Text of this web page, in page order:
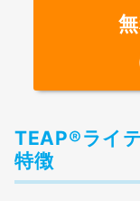
TEAP®ライ
特徴